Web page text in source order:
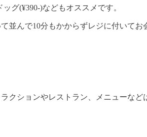
グ(¥390-)などもオススメです。
んで10分もかからずレジに付いてお
クションやレストラン、メニューなど